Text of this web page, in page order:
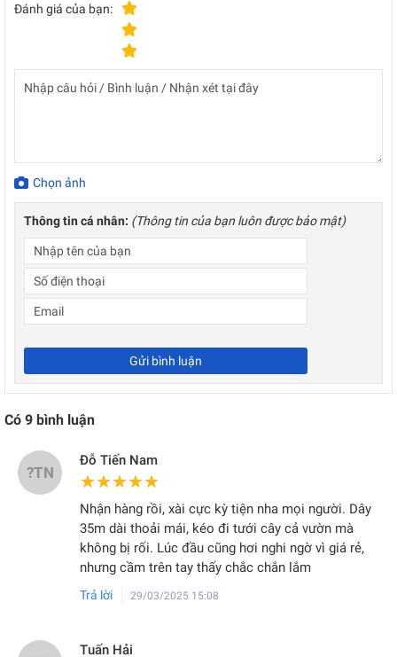
Đánh giá của bạn:
Chọn ảnh
Thông tin cá nhân: (Thông tin của bạn luôn được bảo mật)
Gửi bình luận
Có 9 bình luận
?TN
Đỗ Tiến Nam
★★★★★
★★★★★
Nhận hàng rồi, xài cực kỳ tiện nha mọi người. Dây
35m dài thoải mái, kéo đi tưới cây cả vườn mà
không bị rối. Lúc đầu cũng hơi nghi ngờ vì giá rẻ,
nhưng cầm trên tay thấy chắc chắn lắm
Trả lời 29/03/2025 15:08
Tuấn Hải